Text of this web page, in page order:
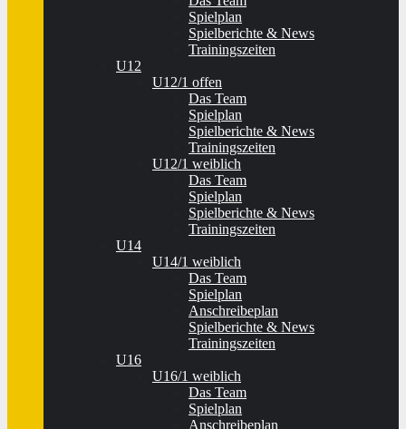
Spielplan
Spielberichte & News
Trainingszeiten
U12
U12/1 offen
Das Team
Spielplan
Spielberichte & News
Trainingszeiten
U12/1 weiblich
Das Team
Spielplan
Spielberichte & News
Trainingszeiten
U14
U14/1 weiblich
Das Team
Spielplan
Anschreibeplan
Spielberichte & News
Trainingszeiten
U16
U16/1 weiblich
Das Team
Spielplan
Anschreibeplan